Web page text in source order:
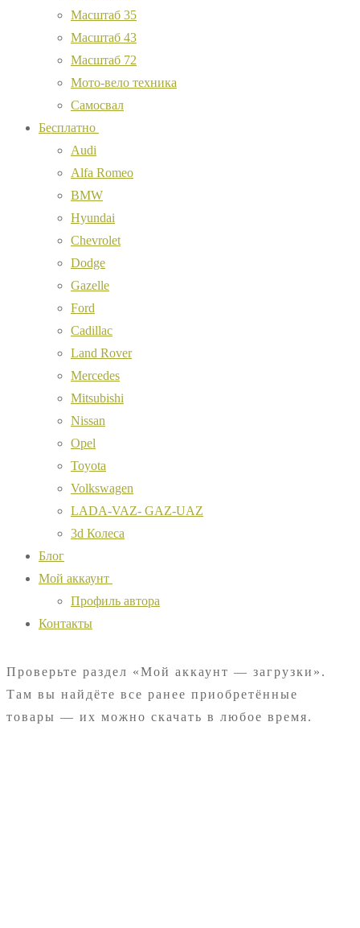
Масштаб 35
Масштаб 43
Масштаб 72
Мото-вело техника
Самосвал
Бесплатно
Audi
Alfa Romeo
BMW
Hyundai
Chevrolet
Dodge
Gazelle
Ford
Cadillac
Land Rover
Mercedes
Mitsubishi
Nissan
Opel
Toyota
Volkswagen
LADA-VAZ- GAZ-UAZ
3d Колеса
Блог
Мой аккаунт
Профиль автора
Контакты
Проверьте раздел «Мой аккаунт — загрузки».
Там вы найдёте все ранее приобретённые
товары — их можно скачать в любое время.